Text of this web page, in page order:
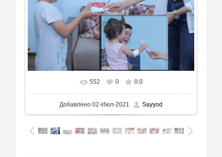
552 0 0.0
Добавлено 02-Июл-2021 Sayyod